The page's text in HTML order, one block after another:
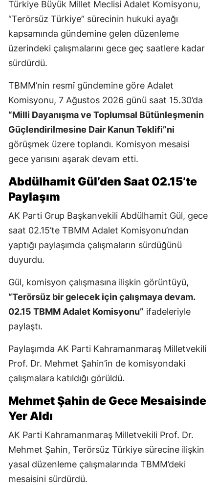
Türkiye Büyük Millet Meclisi Adalet Komisyonu,
“Terörsüz Türkiye” sürecinin hukuki ayağı
kapsamında gündemine gelen düzenleme
üzerindeki çalışmalarını gece geç saatlere kadar
sürdürdü.
TBMM’nin resmî gündemine göre Adalet
Komisyonu, 7 Ağustos 2026 günü saat 15.30’da
“Milli Dayanışma ve Toplumsal Bütünleşmenin
Güçlendirilmesine Dair Kanun Teklifi”ni
görüşmek üzere toplandı. Komisyon mesaisi
gece yarısını aşarak devam etti.
Abdülhamit Gül’den Saat 02.15’te
Paylaşım
AK Parti Grup Başkanvekili Abdülhamit Gül, gece
saat 02.15’te TBMM Adalet Komisyonu’ndan
yaptığı paylaşımda çalışmaların sürdüğünü
duyurdu.
Gül, komisyon çalışmasına ilişkin görüntüyü,
“Terörsüz bir gelecek için çalışmaya devam.
02.15 TBMM Adalet Komisyonu” ifadeleriyle
paylaştı.
Paylaşımda AK Parti Kahramanmaraş Milletvekili
Prof. Dr. Mehmet Şahin’in de komisyondaki
çalışmalara katıldığı görüldü.
Mehmet Şahin de Gece Mesaisinde
Yer Aldı
AK Parti Kahramanmaraş Milletvekili Prof. Dr.
Mehmet Şahin, Terörsüz Türkiye sürecine ilişkin
yasal düzenleme çalışmalarında TBMM’deki
mesaisini sürdürdü.